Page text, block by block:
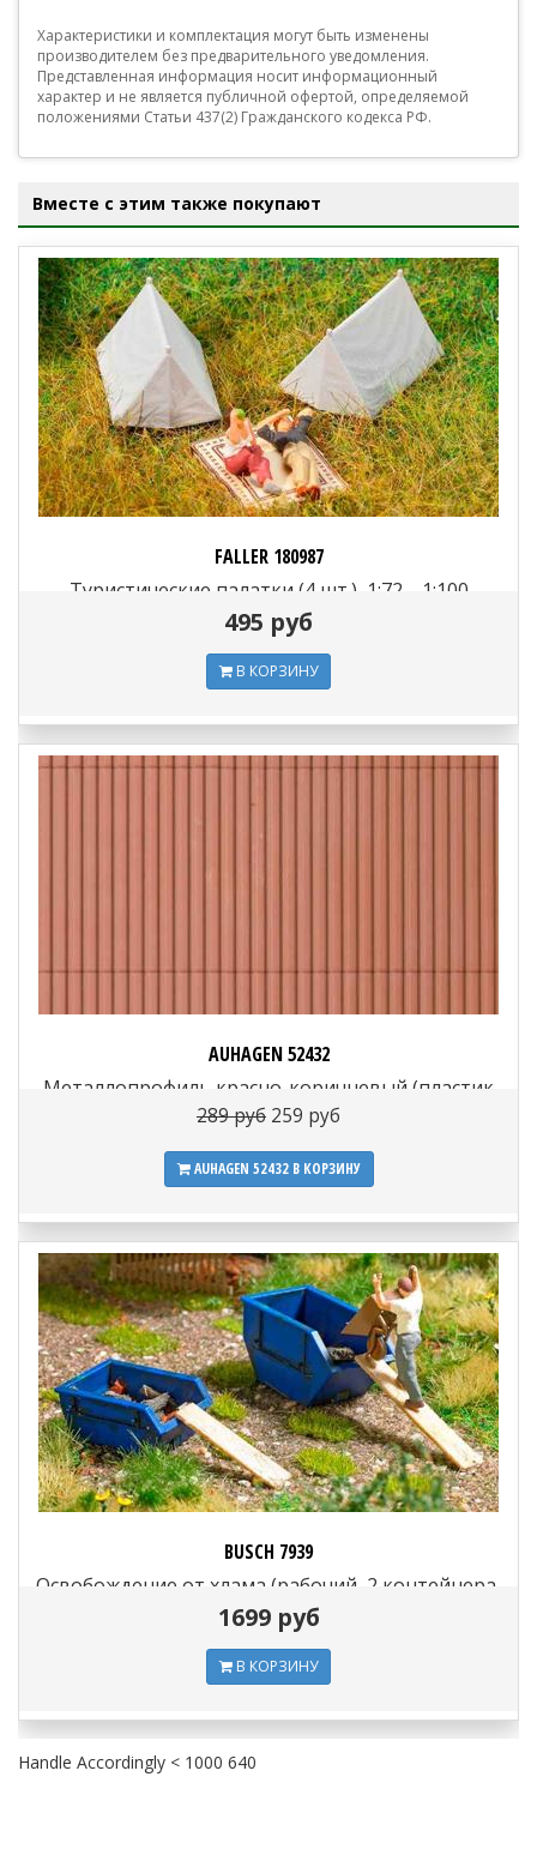
Характеристики и комплектация могут быть изменены
производителем без предварительного уведомления.
Представленная информация носит информационный
характер и не является публичной офертой, определяемой
положениями Статьи 437(2) Гражданского кодекса РФ.
Вместе с этим также покупают
FALLER 180987
Туристические палатки (4 шт.), 1:72—1:100
495 руб
В КОРЗИНУ
AUHAGEN 52432
Металлопрофиль красно-коричневый (пластик
~100 × 200 мм), 1:72–1:120
289 руб 259 руб
AUHAGEN 52432 В КОРЗИНУ
BUSCH 7939
Освобождение от хлама (рабочий, 2 контейнера,
доски и мусор), 1:87
1699 руб
В КОРЗИНУ
Handle Accordingly < 1000 640